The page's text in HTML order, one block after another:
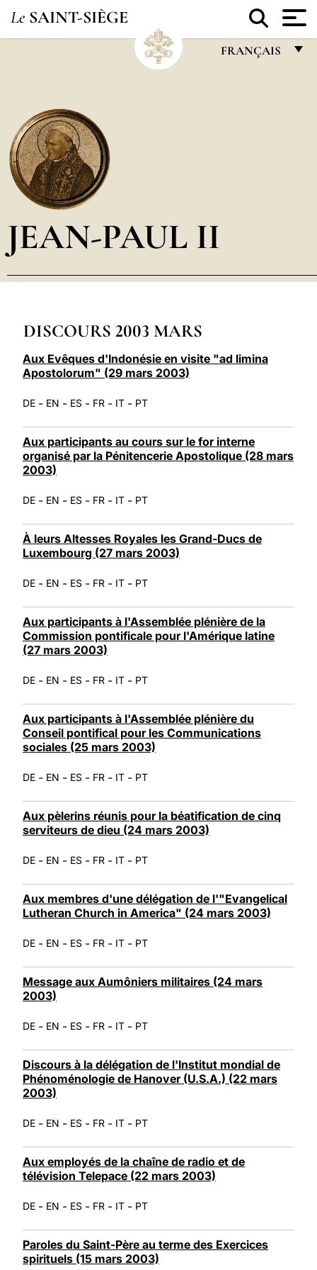
Le SAINT-SIÈGE
FRANÇAIS
العربيّة
JEAN-PAUL II
DISCOURS 2003 MARS
Aux Evêques d'Indonésie en visite "ad limina
Apostolorum" (29 mars 2003)
DE - EN - ES - FR - IT - PT
Aux participants au cours sur le for interne
organisé par la Pénitencerie Apostolique (28 mars
2003)
DE - EN - ES - FR - IT - PT
À leurs Altesses Royales les Grand-Ducs de
Luxembourg (27 mars 2003)
DE - EN - ES - FR - IT - PT
Aux participants à l'Assemblée plénière de la
Commission pontificale pour l'Amérique latine
(27 mars 2003)
DE - EN - ES - FR - IT - PT
Aux participants à l'Assemblée plénière du
Conseil pontifical pour les Communications
sociales (25 mars 2003)
DE - EN - ES - FR - IT - PT
Aux pèlerins réunis pour la béatification de cinq
serviteurs de dieu (24 mars 2003)
DE - EN - ES - FR - IT - PT
Aux membres d'une délégation de l'"Evangelical
Lutheran Church in America" (24 mars 2003)
DE - EN - ES - FR - IT - PT
Message aux Aumôniers militaires (24 mars
2003)
DE - EN - ES - FR - IT - PT
Discours à la délégation de l'Institut mondial de
Phénoménologie de Hanover (U.S.A.) (22 mars
2003)
DE - EN - ES - FR - IT - PT
Aux employés de la chaîne de radio et de
télévision Telepace (22 mars 2003)
DE - EN - ES - FR - IT - PT
Paroles du Saint-Père au terme des Exercices
spirituels (15 mars 2003)